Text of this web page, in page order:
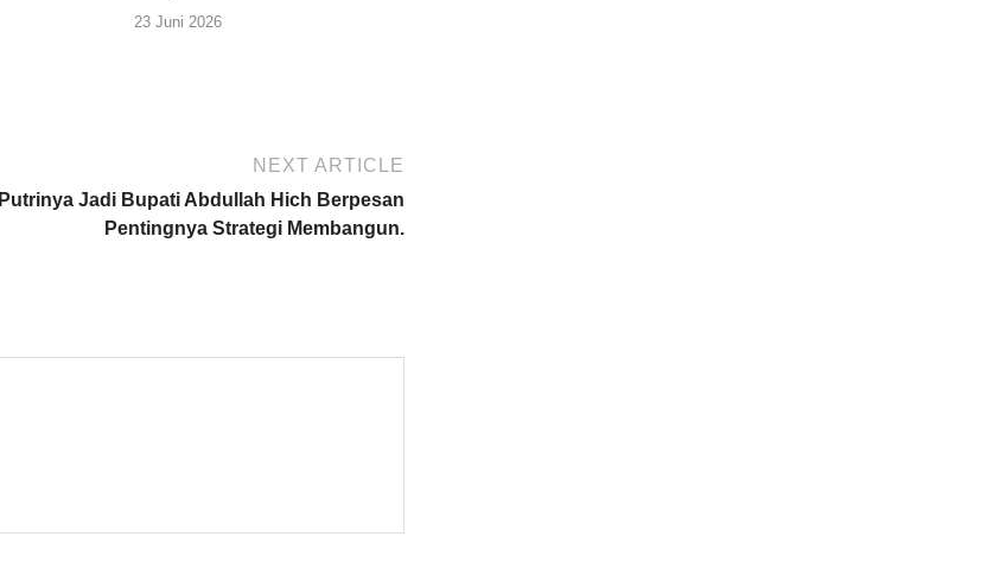
23 Juni 2026
NEXT ARTICLE
Putrinya Jadi Bupati Abdullah Hich Berpesan
Pentingnya Strategi Membangun.